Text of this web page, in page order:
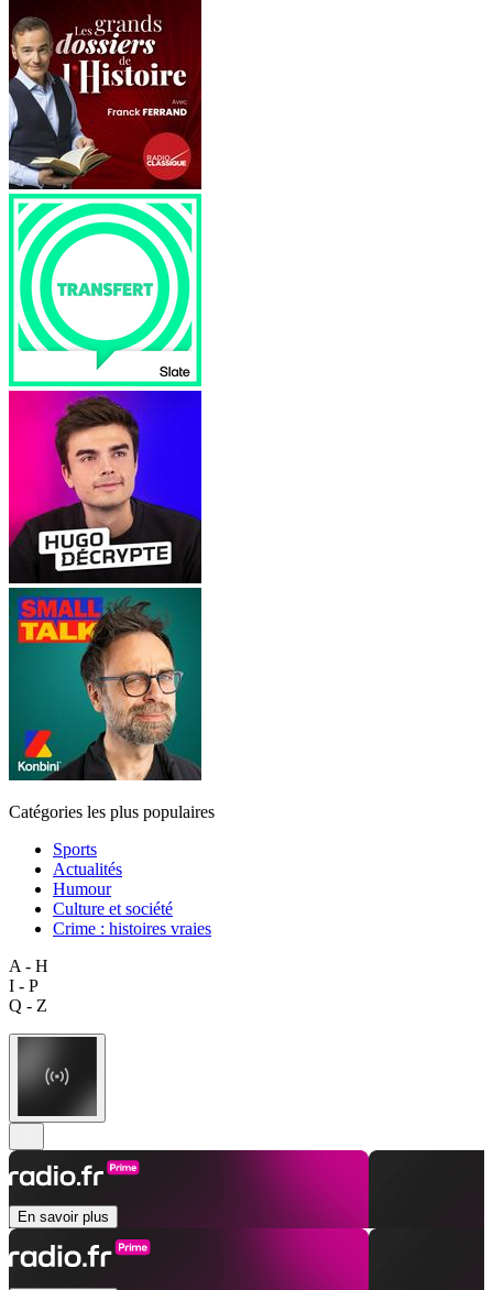
Catégories les plus populaires
Sports
Actualités
Humour
Culture et société
Crime : histoires vraies
A - H
I - P
Q - Z
En savoir plus